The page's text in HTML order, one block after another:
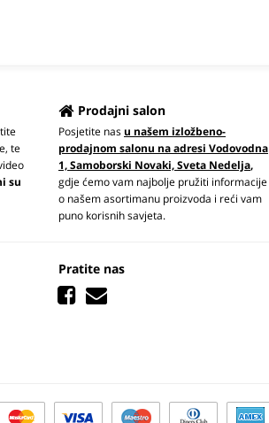
te
su
Prodajni salon
Posjetite nasu našem izložbeno-
prodajnom salonu na adresi Vodovodna
1, Samoborski Novaki, Sveta Nedelja,
gdje ćemo vam najbolje pružiti informacije
o našem asortimanu proizvoda i reći vam
puno korisnih savjeta.
Pratite nas